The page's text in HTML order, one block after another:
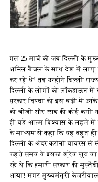
गत 25 मार्च को जब दिल्ली के
अनिल बैजल के साथ देश में लागू
कर रहे थे! तब उन्होने दिल्ली
दिल्ली के लोगों को लाॅकडाऊन में
सरकार विपदा की इस घड़ी में
की चीजों और रसद की कोई
ही बड़े आत्म विश्वास के लहजे में
के माध्यम से कहा कि यह बहुत
दिल्ली के अंदर करोनो वायरस
कहते समय वे इसका श्रेय खुद या
रहे थे कि हमारी सरकार की
आया! मगर मुख्यमंत्री